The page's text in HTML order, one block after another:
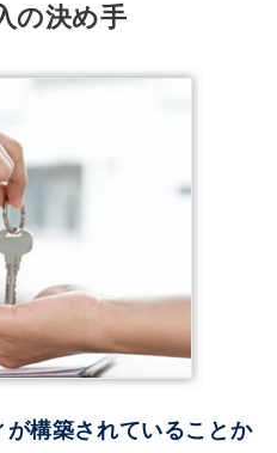
の決め手
が構築されていることか